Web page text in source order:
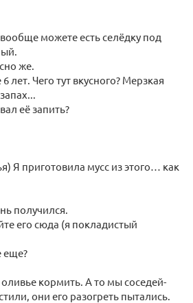
можете есть селёдку под
же.
Чего тут вкусного? Мерзкая
её запить?
Я приготовила мусс из этого… как
получился.
его сюда (я покладистый
еще?
кормить. А то мы соседей-
они его разогреть пытались.